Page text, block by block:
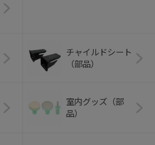
チャイルドシート
（部品）
室内グッズ（部
品）